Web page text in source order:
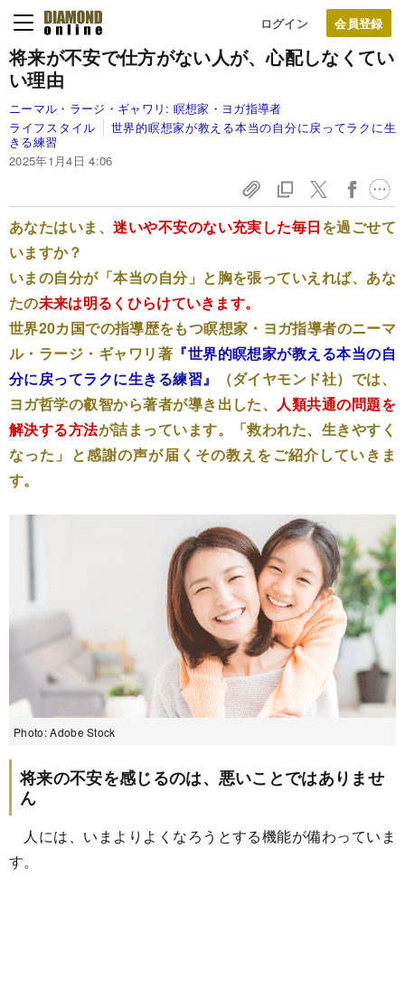
ログイン
将来が不安で仕方がない人が、心配しなくてい
い理由
ニーマル・ラージ・ギャワリ: 瞑想家・ヨガ指導者
ライフスタイル
世界的瞑想家が教える本当の自分に戻ってラクに生
きる練習
2025年1月4日 4:06
あなたはいま、迷いや不安のない充実した毎日を過ごせて
いますか？
いまの自分が「本当の自分」と胸を張っていえれば、あな
たの未来は明るくひらけていきます。
世界20カ国での指導歴をもつ瞑想家・ヨガ指導者のニーマ
ル・ラージ・ギャワリ著 『世界的瞑想家が教える本当の自
分に戻ってラクに生きる練習』
（ダイヤモンド社）では、
ヨガ哲学の叡智から著者が導き出した、 人類共通の問題を
解決する方法が詰まっています。「救われた、生きやすく
なった」と感謝の声が届くその教えをご紹介していきま
す。
Photo: Adobe Stock
将来の不安を感じるのは、悪いことではありませ
ん
人には、いまよりよくなろうとする機能が備わっていま
す。